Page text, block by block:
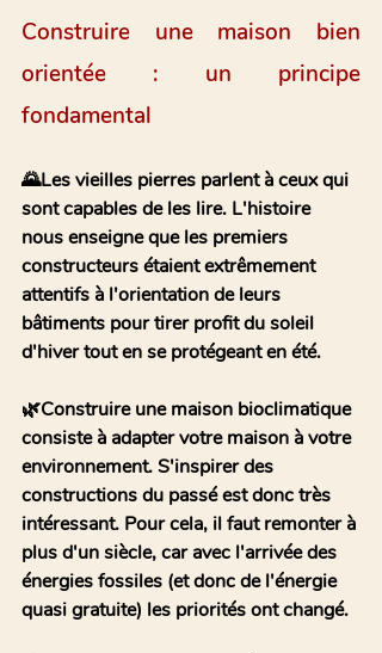
Construire une maison bien
orientée : un principe
fondamental
🌄Les vieilles pierres parlent à ceux qui
sont capables de les lire. L'histoire
nous enseigne que les premiers
constructeurs étaient extrêmement
attentifs à l'orientation de leurs
bâtiments pour tirer profit du soleil
d'hiver tout en se protégeant en été.
🌿Construire une maison bioclimatique
consiste à adapter votre maison à votre
environnement. S'inspirer des
constructions du passé est donc très
intéressant. Pour cela, il faut remonter à
plus d'un siècle, car avec l'arrivée des
énergies fossiles (et donc de l'énergie
quasi gratuite) les priorités ont changé.